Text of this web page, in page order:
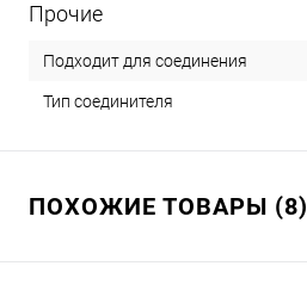
Прочие
Подходит для соединения
Тип соединителя
ПОХОЖИЕ ТОВАРЫ (8)